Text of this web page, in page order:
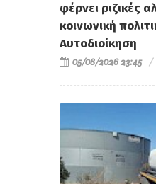
φέρνει ριζικές
κοινωνική
Αυτοδιοίκηση
05/08/2026 23:45